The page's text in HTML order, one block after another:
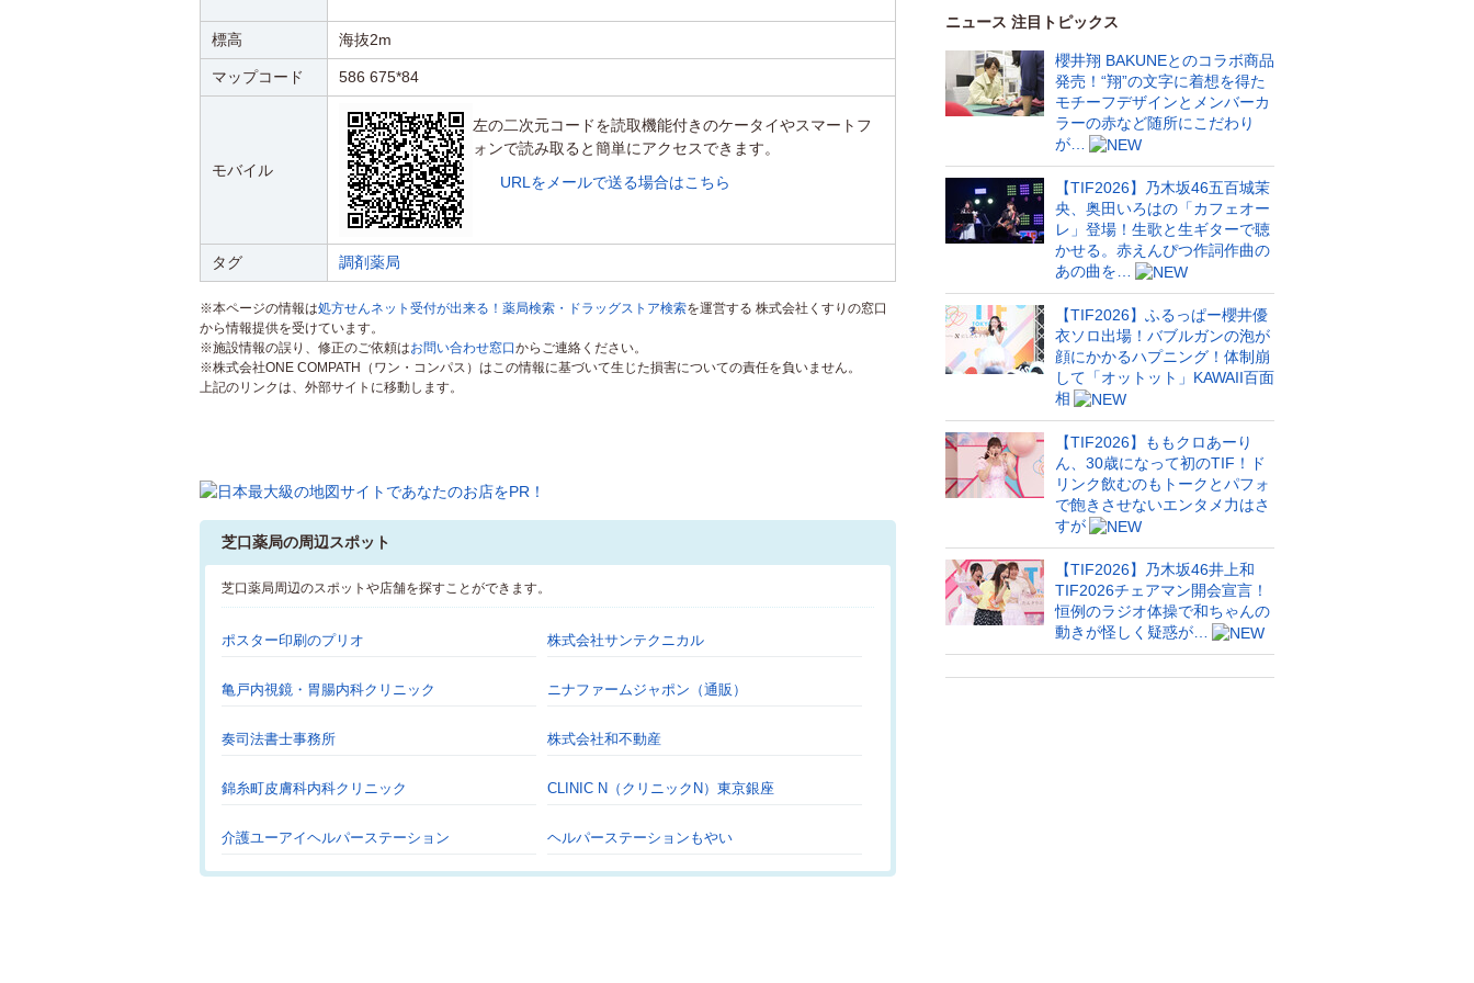
標高 海抜2m
マップコード 586 675*84
モバイル
左の二次元コードを読取機能付きのケータイやスマートフ
ォンで読み取ると簡単にアクセスできます。
URLをメールで送る場合はこちら
タグ 調剤薬局
※本ページの情報は処方せんネット受付が出来る！薬局検索・ドラッグストア検索を運営する 株式会社くすりの窓口
から情報提供を受けています。
※施設情報の誤り、修正のご依頼はお問い合わせ窓口からご連絡ください。
※株式会社ONE COMPATH（ワン・コンパス）はこの情報に基づいて生じた損害についての責任を負いません。
上記のリンクは、外部サイトに移動します。
芝口薬局の周辺スポット
芝口薬局周辺のスポットや店舗を探すことができます。
ポスター印刷のプリオ 株式会社サンテクニカル
亀戸内視鏡・胃腸内科クリニック ニナファームジャポン（通販）
奏司法書士事務所 株式会社和不動産
錦糸町皮膚科内科クリニック CLINIC N（クリニックN）東京銀座
介護ユーアイヘルパーステーション ヘルパーステーションもやい
ニュース 注目トピックス
櫻井翔 BAKUNEとのコラボ商品
発売！“翔”の文字に着想を得た
モチーフデザインとメンバーカ
ラーの赤など随所にこだわり
が…
【TIF2026】乃木坂46五百城茉
央、奥田いろはの「カフェオー
レ」登場！生歌と生ギターで聴
かせる。赤えんぴつ作詞作曲の
あの曲を…
【TIF2026】ふるっぱー櫻井優
衣ソロ出場！バブルガンの泡が
顔にかかるハプニング！体制崩
して「オットット」KAWAII百面
相
【TIF2026】ももクロあーり
ん、30歳になって初のTIF！ド
リンク飲むのもトークとパフォ
で飽きさせないエンタメ力はさ
すが
【TIF2026】乃木坂46井上和
TIF2026チェアマン開会宣言！
恒例のラジオ体操で和ちゃんの
動きが怪しく疑惑が…